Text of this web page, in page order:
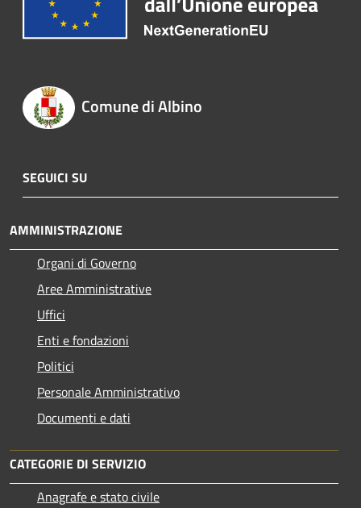
Comune di Albino
SEGUICI SU
AMMINISTRAZIONE
Organi di Governo
Aree Amministrative
Uffici
Enti e fondazioni
Politici
Personale Amministrativo
Documenti e dati
CATEGORIE DI SERVIZIO
Anagrafe e stato civile